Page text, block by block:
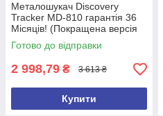
Металошукач Discovery
Tracker MD-810 гарантія 36
Місяців! (Покращена версія
2026 року)
Готово до відправки
2 998,79 ₴ 3 613 ₴
Купити